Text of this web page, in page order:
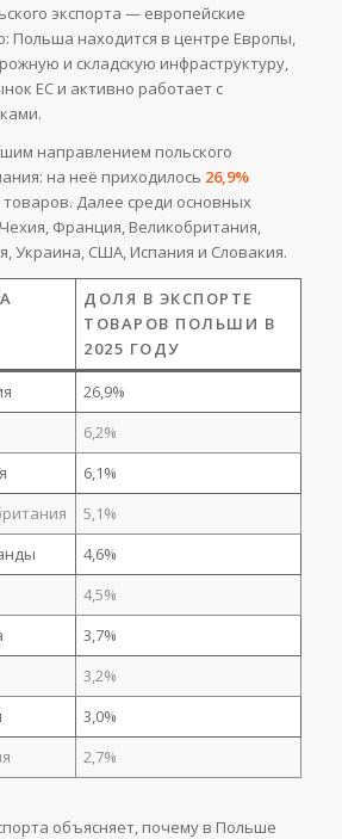
экспорта — европейские
Польша находится в центре Европы,
и складскую инфраструктуру,
ЕС и активно работает с
направлением польского
на неё приходилось 26,9%
товаров. Далее среди основных
Франция, Великобритания,
Украина, США, Испания и Словакия.
ДОЛЯ В ЭКСПОРТЕ
ТОВАРОВ ПОЛЬШИ В
2025 ГОДУ
26,9%
6,2%
6,1%
5,1%
4,6%
4,5%
3,7%
3,2%
3,0%
2,7%
объясняет, почему в Польше